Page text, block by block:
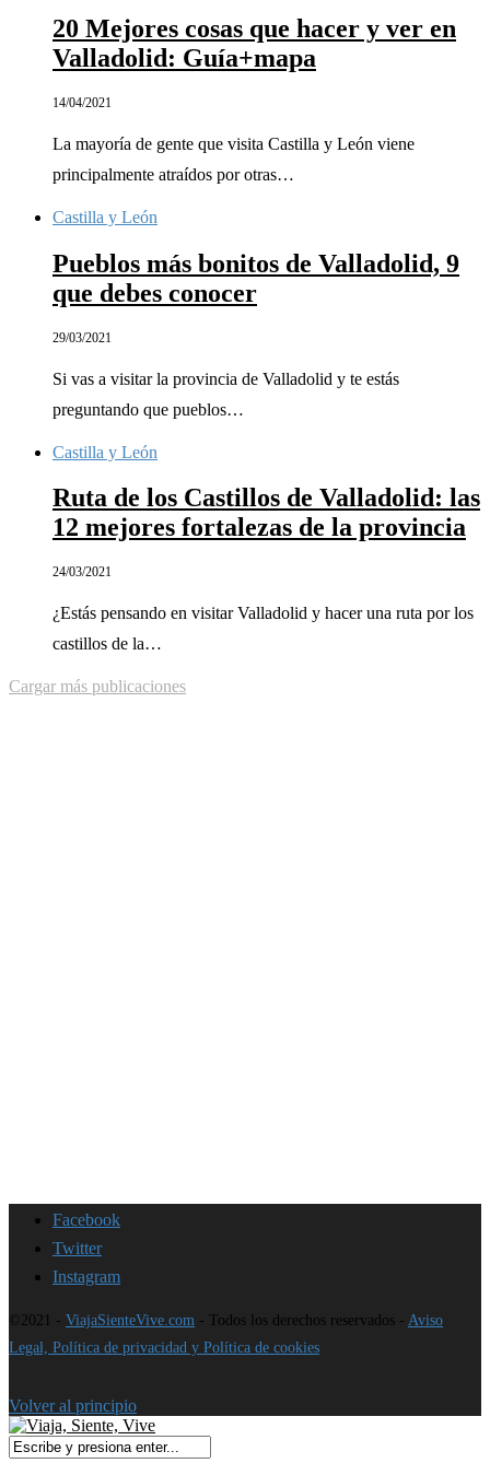
20 Mejores cosas que hacer y ver en
Valladolid: Guía+mapa
14/04/2021
La mayoría de gente que visita Castilla y León viene
principalmente atraídos por otras…
Castilla y León
Pueblos más bonitos de Valladolid, 9
que debes conocer
29/03/2021
Si vas a visitar la provincia de Valladolid y te estás
preguntando que pueblos…
Castilla y León
Ruta de los Castillos de Valladolid: las
12 mejores fortalezas de la provincia
24/03/2021
¿Estás pensando en visitar Valladolid y hacer una ruta por los
castillos de la…
Cargar más publicaciones
Facebook
Twitter
Instagram
©2021 - ViajaSienteVive.com - Todos los derechos reservados - Aviso
Legal, Política de privacidad y Política de cookies
Volver al principio